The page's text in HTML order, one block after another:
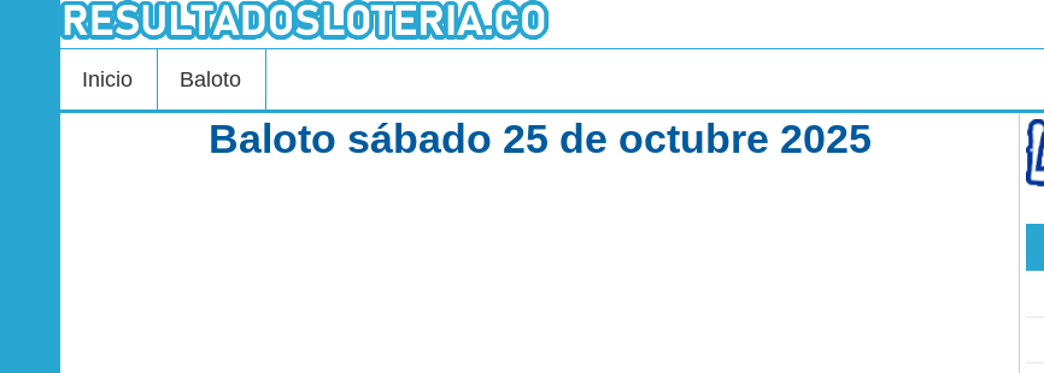
Inicio Baloto
Baloto sábado 25 de octubre 2025